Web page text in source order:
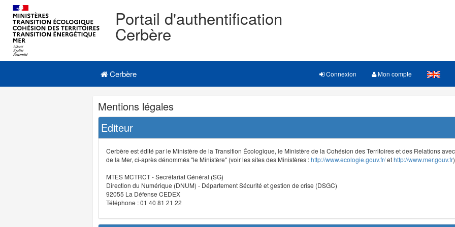
Portail d'authentification
Cerbère
Navigation
Menu principal
Cerbère Connexion Mon compte
Navigation
et
outils
annexes
Mentions légales
Editeur
Cerbère est édité par le Ministère de la Transition Écologique, le Ministère de la Cohésion des Territoires et des Relations
de la Mer, ci-après dénommés "le Ministère" (voir les sites des Ministères :http://www.ecologie.gouv.fr/ethttp://www.mer.gouv.fr
MTES MCTRCT - Secrétariat Général (SG)
Direction du Numérique (DNUM) - Département Sécurité et gestion de crise (DSGC)
92055 La Défense CEDEX
Téléphone : 01 40 81 21 22